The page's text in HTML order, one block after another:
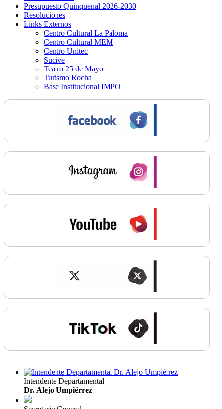
Presupuesto Quinquenal 2026-2030
Resoluciones
Links Externos
Centro Cultural La Paloma
Centro Cultural MEM
Centro Unitec
Sucive
Teatro 25 de Mayo
Turismo Rocha
Base Institucional IMPO
Intendente Departamental
Dr. Alejo Umpiérrez